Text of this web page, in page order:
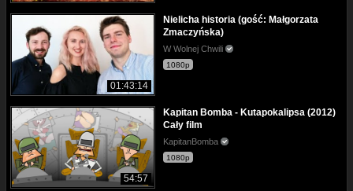
01:43:14
Nielicha historia (gość: Małgorzata
Zmaczyńska)
W Wolnej Chwili
1080p
54:57
Kapitan Bomba - Kutapokalipsa (2012)
Cały film
KapitanBomba
1080p